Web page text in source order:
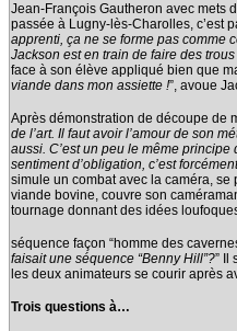
Jean-François Gautheron avec mets
passée à Lugny-lès-Charolles, c’est
apprenti, ça ne se forme pas comme
Jackson est en train de faire des
face à son élève appliqué bien que
viande dans mon assiette !”, avoue
Après démonstration de découpe de
de l’art. Il faut avoir l’amour de son
aussi. C’est un peu le même
sentiment d’obligation, c’est
simule un combat avec la caméra,
viande bovine, couvre son
tournage donnant des idées
séquence façon “homme des
faisait une séquence “Benny Hill”?” Il
les deux animateurs se courir après
Trois questions à…